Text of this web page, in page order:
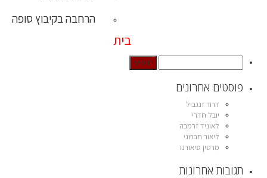
הרחבה בקיבוץ סופה
בית
פוסטים אחרונים
דרור זנגביל
יובל חדרי
לאוניד זרמבה
ליאור חברוני
מרטין סיאורנו
תגובות אחרונות